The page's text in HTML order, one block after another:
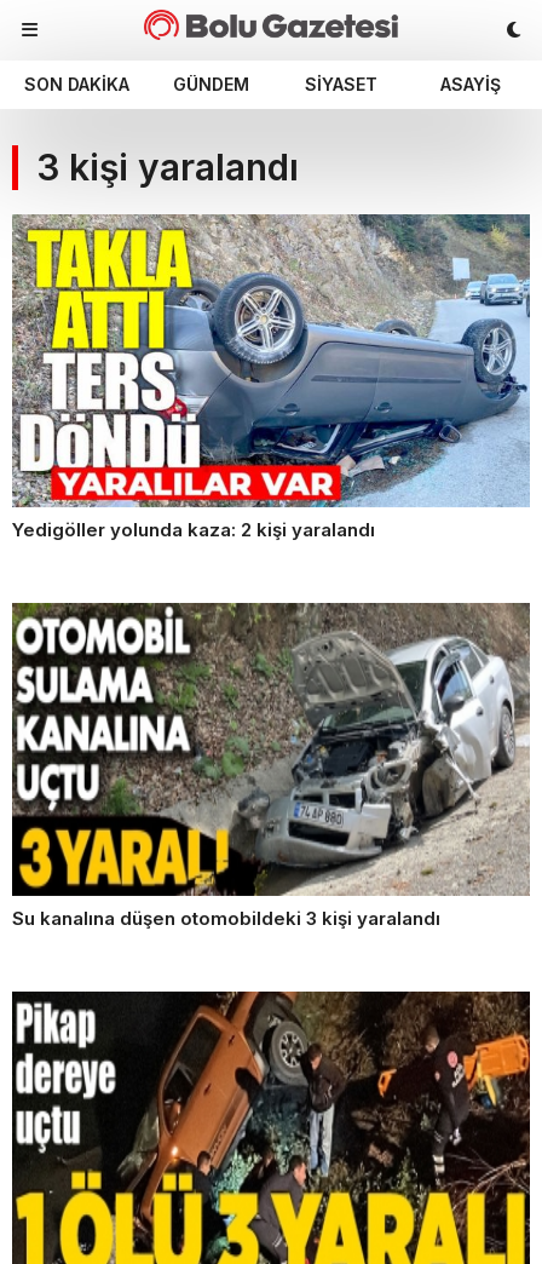
SON DAKIKA GÜNDEM SIYASET ASAYIŞ
3 kişi yaralandı
Yedigöller yolunda kaza: 2 kişi yaralandı
Su kanalına düşen otomobildeki 3 kişi yaralandı